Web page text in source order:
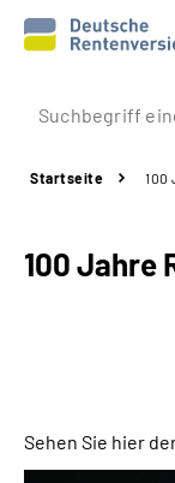
Prävention
Rente
Über uns &
Startseite 100
100 Jahre
Sehen Sie hier